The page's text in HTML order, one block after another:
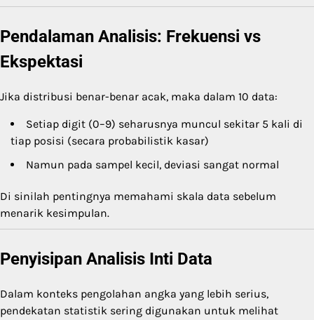
Pendalaman Analisis: Frekuensi vs
Ekspektasi
Jika distribusi benar-benar acak, maka dalam 10 data:
Setiap digit (0–9) seharusnya muncul sekitar 5 kali di
tiap posisi (secara probabilistik kasar)
Namun pada sampel kecil, deviasi sangat normal
Di sinilah pentingnya memahami skala data sebelum
menarik kesimpulan.
Penyisipan Analisis Inti Data
Dalam konteks pengolahan angka yang lebih serius,
pendekatan statistik sering digunakan untuk melihat